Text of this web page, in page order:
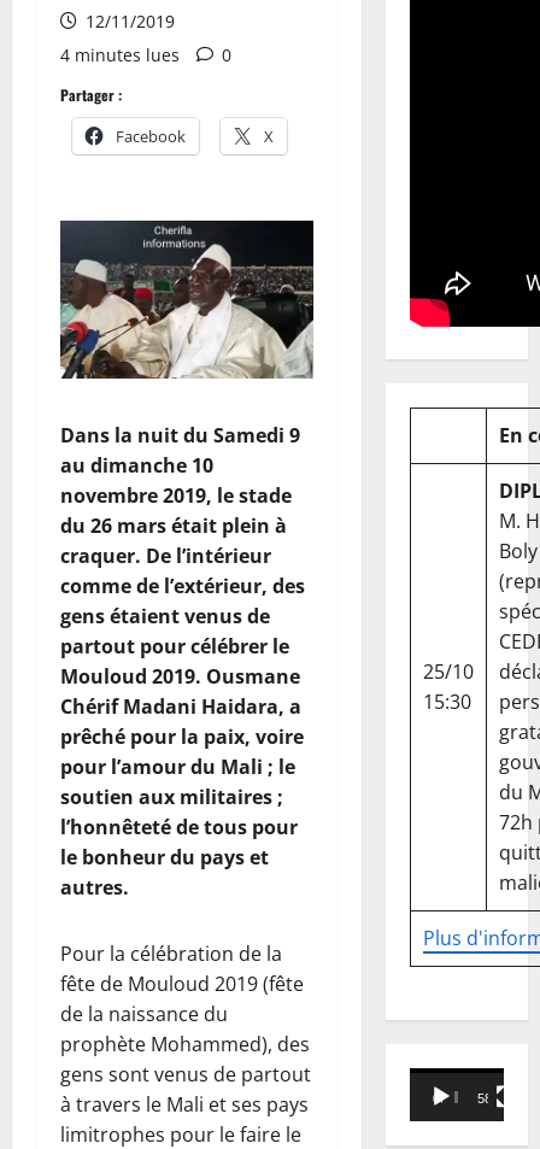
12/11/2019
4 minutes lues
0
Partager :
Facebook X
Dans la nuit du Samedi 9
au dimanche 10
novembre 2019, le stade
du 26 mars était plein à
craquer. De l’intérieur
comme de l’extérieur, des
gens étaient venus de
partout pour célébrer le
Mouloud 2019. Ousmane
Chérif Madani Haidara, a
prêché pour la paix, voire
pour l’amour du Mali ; le
soutien aux militaires ;
l’honnêteté de tous pour
le bonheur du pays et
autres.
Pour la célébration de la
fête de Mouloud 2019 (fête
de la naissance du
prophète Mohammed), des
gens sont venus de partout
à travers le Mali et ses pays
limitrophes pour le faire le
En
Plus
25/10
15:30
M.
Boly
du
72h
Lecteur
vidéo
00:00 58:18